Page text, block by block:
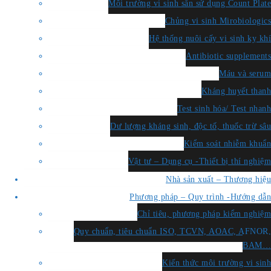
Môi trường vi sinh sẵn sử dụng Count Plate
Chủng vi sinh Mirobiologics
Hệ thống nuôi cấy vi sinh kỵ khí
Antibiotic supplements
Máu và serum
Kháng huyết thanh
Test sinh hóa/ Test nhanh
Dư lượng kháng sinh, độc tố, thuốc trừ sâu
Kiểm soát nhiễm khuẩn
Vật tư – Dụng cụ -Thiết bị thí nghiệm
Nhà sản xuất – Thương hiệu
Phương pháp – Quy trình -Hướng dẫn
Chỉ tiêu, phương pháp kiểm nghiệm
Quy chuẩn, tiêu chuẩn ISO, TCVN, AOAC, AFNOR,
BAM…
Kiến thức môi trường vi sinh